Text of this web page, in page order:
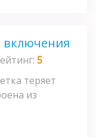
5
теряет
из